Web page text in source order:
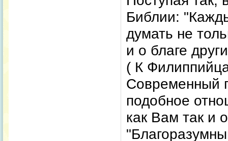
Библии:
думать не
и о благе
( К
Современный
подобное
как Вам так и